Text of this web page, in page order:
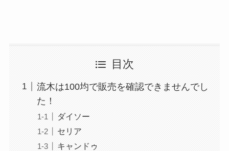
目次
流木は100均で販売を確認できませんでし
た！
ダイソー
セリア
キャンドゥ